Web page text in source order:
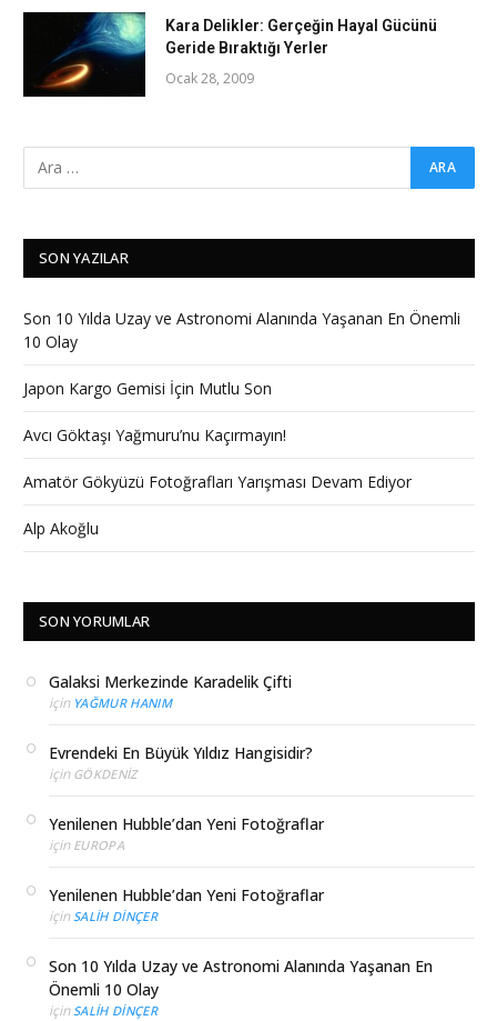
Kara Delikler: Gerçeğin Hayal Gücünü
Geride Bıraktığı Yerler
Ocak 28, 2009
SON YAZILAR
Son 10 Yılda Uzay ve Astronomi Alanında Yaşanan En Önemli
10 Olay
Japon Kargo Gemisi İçin Mutlu Son
Avcı Göktaşı Yağmuru’nu Kaçırmayın!
Amatör Gökyüzü Fotoğrafları Yarışması Devam Ediyor
Alp Akoğlu
SON YORUMLAR
Galaksi Merkezinde Karadelik Çifti
için YAĞMUR HANIM
Evrendeki En Büyük Yıldız Hangisidir?
için GÖKDENIZ
Yenilenen Hubble’dan Yeni Fotoğraflar
için EUROPA
Yenilenen Hubble’dan Yeni Fotoğraflar
için SALIH DINÇER
Son 10 Yılda Uzay ve Astronomi Alanında Yaşanan En
Önemli 10 Olay
için SALIH DINÇER